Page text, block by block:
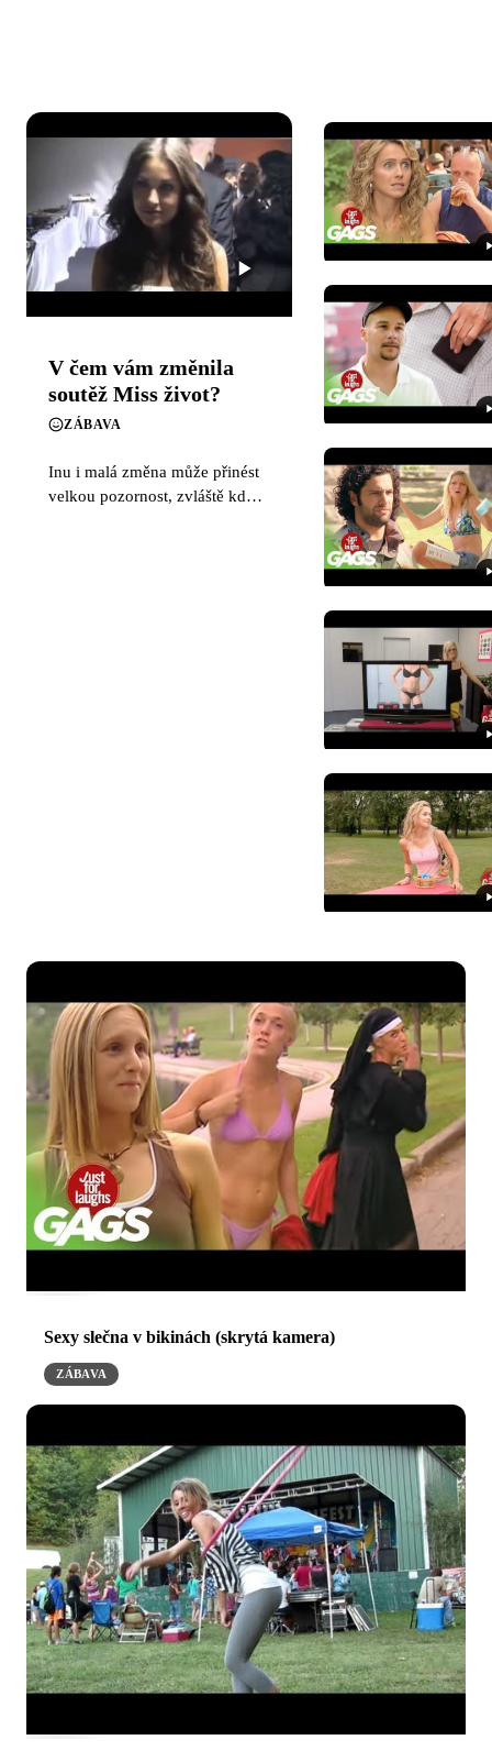
V čem vám změnila
soutěž Miss život?
ZÁBAVA
Inu i malá změna může přinést
velkou pozornost, zvláště když
Sexy slečna v bikinách (skrytá kamera)
ZÁBAVA